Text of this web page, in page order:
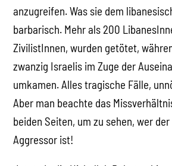
anzugreifen. Was sie dem
barbarisch. Mehr als 200
ZivilistInnen, wurden getötet,
zwanzig Israelis im Zuge der
umkamen. Alles tragische Fälle,
Aber man beachte das
beiden Seiten, um zu sehen, wer
Aggressor ist!